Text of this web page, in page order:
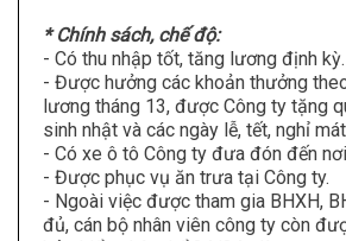
* Chính sách, chế độ:
- Có thu nhập tốt, tăng lương định kỳ.
- Được hưởng các khoản thưởng
lương tháng 13, được Công ty tặng
sinh nhật và các ngày lễ, tết, nghỉ
- Có xe ô tô Công ty đưa đón đến
- Được phục vụ ăn trưa tại Công ty.
- Ngoài việc được tham gia BHXH,
đủ, cán bộ nhân viên công ty còn